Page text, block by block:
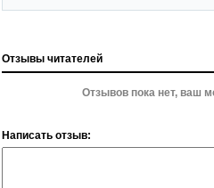
Отзывы читателей
Отзывов пока нет, ваш
Написать отзыв: